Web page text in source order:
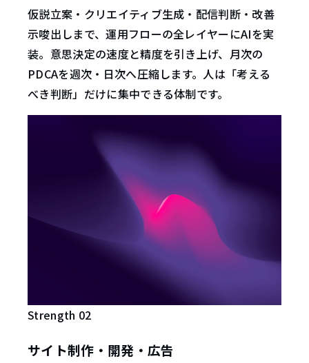
仮説立案・クリエイティブ生成・配信判断・改善
示唆出しまで、運用フローの全レイヤーにAIを実
装。意思決定の速度と精度を引き上げ、月次の
PDCAを週次・日次へ圧縮します。人は「考える
べき判断」だけに集中できる体制です。
Strength 02
サイト制作・開発・広告